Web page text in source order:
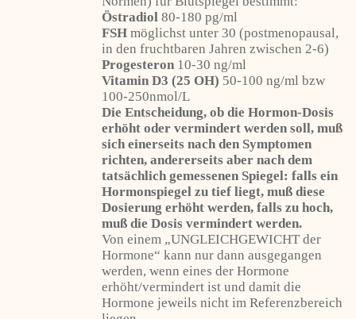
Östradiol 80-180 pg/ml
FSH möglichst unter 30 (postmenopausal,
in den fruchtbaren Jahren zwischen 2-6)
Progesteron 10-30 ng/ml
Vitamin D3 (25 OH) 50-100 ng/ml bzw
100-250nmol/L
Die Entscheidung, ob die Hormon-Dosis
erhöht oder vermindert werden soll, muß
sich einerseits nach den Symptomen
richten, andererseits aber nach dem
tatsächlich gemessenen Spiegel: falls ein
Hormonspiegel zu tief liegt, muß diese
Dosierung erhöht werden, falls zu hoch,
muß die Dosis vermindert werden.
Von einem „UNGLEICHGEWICHT der
Hormone“ kann nur dann ausgegangen
werden, wenn eines der Hormone
erhöht/vermindert ist und damit die
Hormone jeweils nicht im Referenzbereich